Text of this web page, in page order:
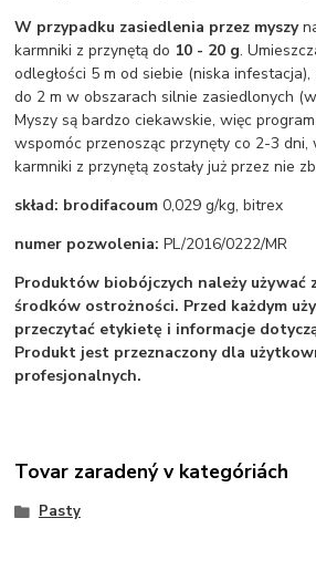
W przypadku zasiedlenia przez myszy
karmniki z przynętą do 10 - 20 g.
odległości 5 m od siebie (niska
do 2 m w obszarach silnie zasiedlonych
Myszy są bardzo ciekawskie, więc
wspomóc przenosząc przynęty co 2-3 dni,
karmniki z przynętą zostały już przez nie
skład: brodifacoum 0,029 g/kg, bitrex
numer pozwolenia: PL/2016/0222/MR
Produktów biobójczych należy używać
środków ostrożności. Przed każdym
przeczytać etykietę i informacje
Produkt jest przeznaczony dla
profesjonalnych.
Tovar zaradený v kategóriách
Pasty